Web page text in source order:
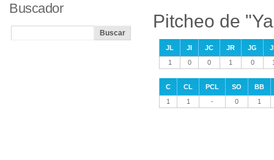
Pitcheo de
JL JI JC JR JG
1
0 0 1 0
C CL PCL SO
BB
1
1 - 0 1
Buscador